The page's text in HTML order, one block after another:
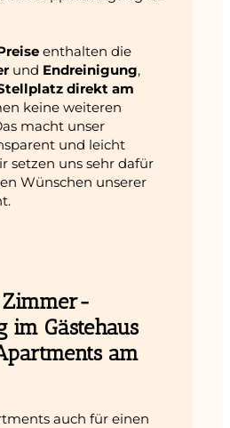
enthalten die
und Endreinigung,
direkt am
keine weiteren
macht unser
und leicht
setzen uns sehr dafür
Wünschen unserer
Zimmer-
im Gästehaus
am
auch für einen